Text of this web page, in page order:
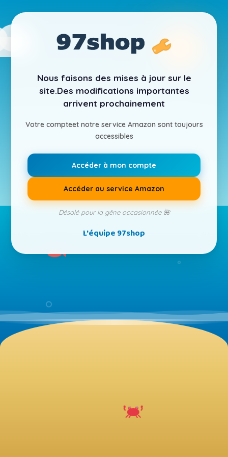
Nous faisons des mises à jour sur le
site.Des modifications importantes
arrivent prochainement
Votre compteet notre service Amazon sont toujours
accessibles
Accéder à mon compte
Accéder au service Amazon
Désolé pour la gêne occasionnée 🌺
L'équipe 97shop